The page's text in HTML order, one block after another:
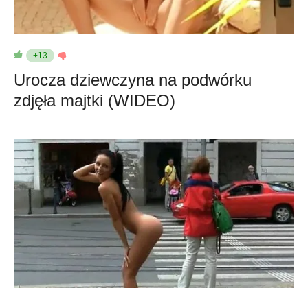
+13
Urocza dziewczyna na podwórku
zdjęła majtki (WIDEO)